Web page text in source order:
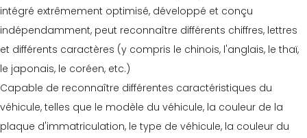
intégré extrêmement optimisé, développé et conçu
indépendamment, peut reconnaître différents chiffres, lettres
et différents caractères (y compris le chinois, l'anglais, le thaï,
le japonais, le coréen, etc.)
Capable de reconnaître différentes caractéristiques du
véhicule, telles que le modèle du véhicule, la couleur de la
plaque d'immatriculation, le type de véhicule, la couleur du